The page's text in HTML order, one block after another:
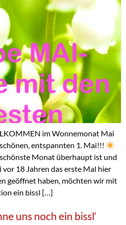
im Wonnemonat Mai
entspannten 1. Mai!!!
Monat überhaupt ist und
18 Jahren das erste Mal hier
geöffnet haben, möchten wir mit
ein bissl […]
uns noch ein bissl‘